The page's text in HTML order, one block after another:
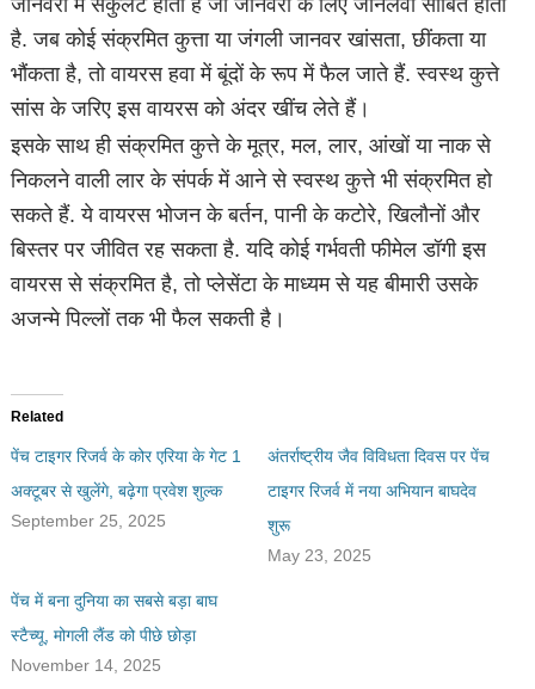
जानवरों में सर्कुलेट होती है जो जानवरों के लिए जानलेवा साबित होती
है. जब कोई संक्रमित कुत्ता या जंगली जानवर खांसता, छींकता या
भौंकता है, तो वायरस हवा में बूंदों के रूप में फैल जाते हैं. स्वस्थ कुत्ते
सांस के जरिए इस वायरस को अंदर खींच लेते हैं।
इसके साथ ही संक्रमित कुत्ते के मूत्र, मल, लार, आंखों या नाक से
निकलने वाली लार के संपर्क में आने से स्वस्थ कुत्ते भी संक्रमित हो
सकते हैं. ये वायरस भोजन के बर्तन, पानी के कटोरे, खिलौनों और
बिस्तर पर जीवित रह सकता है. यदि कोई गर्भवती फीमेल डॉगी इस
वायरस से संक्रमित है, तो प्लेसेंटा के माध्यम से यह बीमारी उसके
अजन्मे पिल्लों तक भी फैल सकती है।
Related
पेंच टाइगर रिजर्व के कोर एरिया के गेट 1
अक्टूबर से खुलेंगे, बढ़ेगा प्रवेश शुल्क
September 25, 2025
अंतर्राष्ट्रीय जैव विविधता दिवस पर पेंच
टाइगर रिजर्व में नया अभियान बाघदेव
शुरू
May 23, 2025
पेंच में बना दुनिया का सबसे बड़ा बाघ
स्टैच्यू, मोगली लैंड को पीछे छोड़ा
November 14, 2025